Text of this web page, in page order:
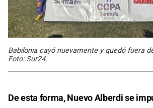
Babilonia cayó nuevamente y quedó fuera
Foto: Sur24.
De esta forma, Nuevo Alberdi se